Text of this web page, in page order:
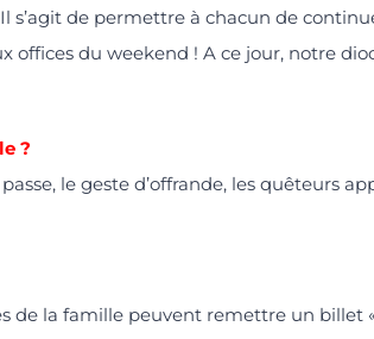
s’agit de permettre à chacun de
offices du weekend ! A ce jour, notre
?
le geste d’offrande, les quêteurs
la famille peuvent remettre un billet